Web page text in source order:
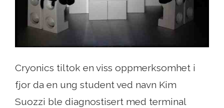
Cryonics tiltok en viss oppmerksomhet i
fjor da en ung student ved navn Kim
Suozzi ble diagnostisert med terminal